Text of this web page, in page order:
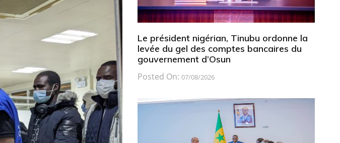
Le président nigérian, Tinubu ordonne la
levée du gel des comptes bancaires du
gouvernement d’Osun
Posted On: 07/08/2026